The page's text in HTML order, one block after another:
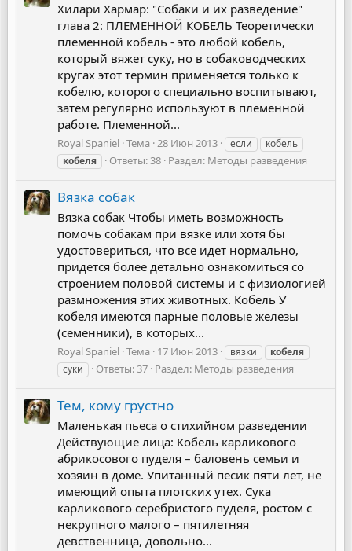
Хилари Хармар: "Собаки и их разведение"
глава 2: ПЛЕМЕННОЙ КОБЕЛЬ Теоретически
племенной кобель - это любой кобель,
который вяжет суку, но в собаководческих
кругах этот термин применяется только к
кобелю, которого специально воспитывают,
затем регулярно используют в племенной
работе. Племенной...
Royal Spaniel Тема 28 Июн 2013 если
кобель
кобеля
Ответы: 38 Раздел: Методы разведения
Вязка собак
Вязка собак Чтобы иметь возможность
помочь собакам при вязке или хотя бы
удостовериться, что все идет нормально,
придется более детально ознакомиться со
строением половой системы и с физиологией
размножения этих животных. Кобель У
кобеля имеются парные половые железы
(семенники), в которых...
Royal Spaniel Тема 17 Июн 2013 вязки
кобеля
суки
Ответы: 37 Раздел: Методы разведения
Тем, кому грустно
Маленькая пьеса о стихийном разведении
Действующие лица: Кобель карликового
абрикосового пуделя – баловень семьи и
хозяин в доме. Упитанный песик пяти лет, не
имеющий опыта плотских утех. Сука
карликового серебристого пуделя, ростом с
некрупного малого – пятилетняя
девственница, довольно...